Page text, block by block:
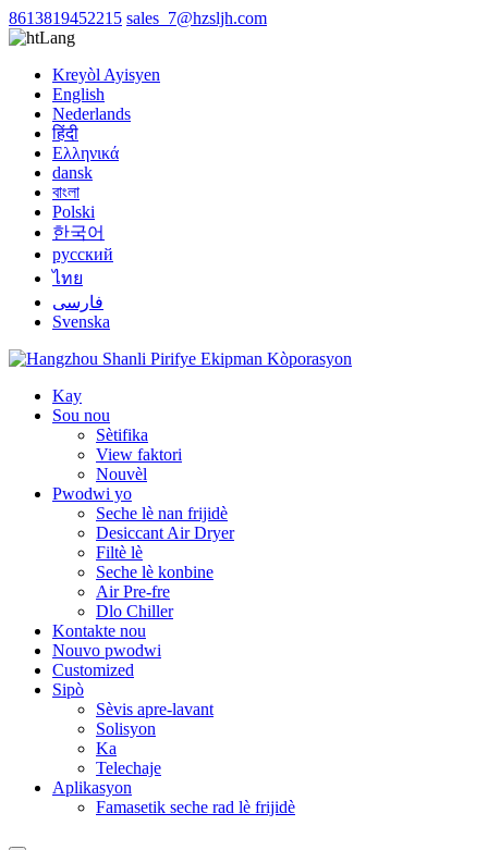
8613819452215 sales_7@hzsljh.com
Lang
Kreyòl Ayisyen
English
Nederlands
हिंदी
Ελληνικά
dansk
বাংলা
Polski
한국어
русский
ไทย
فارسی
Svenska
Kay
Sou nou
Sètifika
View faktori
Nouvèl
Pwodwi yo
Seche lè nan frijidè
Desiccant Air Dryer
Filtè lè
Seche lè konbine
Air Pre-fre
Dlo Chiller
Kontakte nou
Nouvo pwodwi
Customized
Sipò
Sèvis apre-lavant
Solisyon
Ka
Telechaje
Aplikasyon
Famasetik seche rad lè frijidè